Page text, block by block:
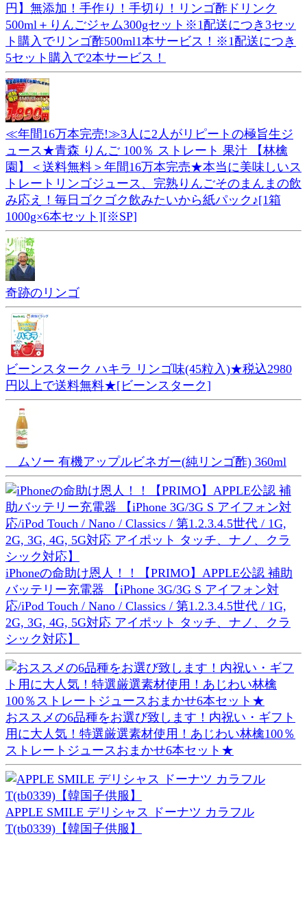
円】無添加！手作り！手切り！リンゴ酢ドリンク
500ml＋りんごジャム300gセット※1配送につき3セッ
ト購入でリンゴ酢500ml1本サービス！※1配送につき
5セット購入で2本サービス！
≪年間16万本完売!≫3人に2人がリピートの極旨生ジ
ュース★青森 りんご 100％ ストレート 果汁 【林檎
園】＜送料無料＞年間16万本完売★本当に美味しいス
トレートリンゴジュース、完熟りんごそのまんまの飲
み応え！毎日ゴクゴク飲みたいから紙パック♪[1箱
1000g×6本セット][※SP]
奇跡のリンゴ
ビーンスターク ハキラ リンゴ味(45粒入)★税込2980
円以上で送料無料★[ビーンスターク]
ムソー 有機アップルビネガー(純リンゴ酢) 360ml
iPhoneの命助け恩人！！【PRIMO】APPLE公認 補助
バッテリー充電器 【iPhone 3G/3G S アイフォン対
応/iPod Touch / Nano / Classics / 第1.2.3.4.5世代 / 1G,
2G, 3G, 4G, 5G対応 アイポット タッチ、ナノ、クラ
シック対応】
おススメの6品種をお選び致します！内祝い・ギフト
用に大人気！特選厳選素材使用！あじわい林檎100％
ストレートジュースおまかせ6本セット★
APPLE SMILE デリシャス ドーナツ カラフル
T(tb0339)【韓国子供服】